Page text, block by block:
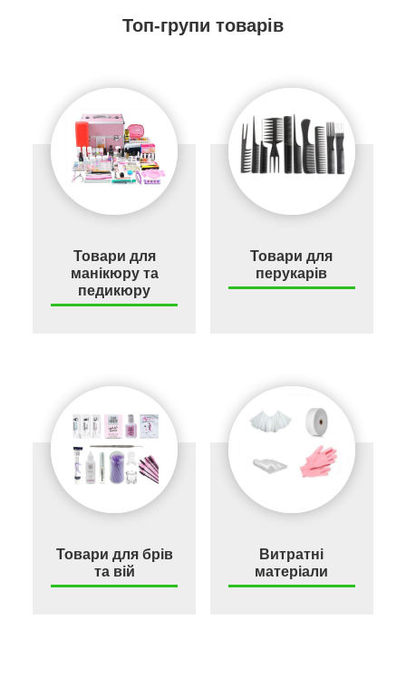
Топ-групи товарів
Товари для
манікюру та
педикюру
Товари для
перукарів
Товари для брів
та вій
Витратні
матеріали